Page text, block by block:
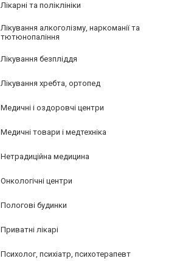
Лікарні та поліклініки
Лікування алкоголізму, наркоманії та
тютюнопаління
Лікування безпліддя
Лікування хребта, ортопед
Медичні і оздоровчі центри
Медичні товари і медтехніка
Нетрадиційна медицина
Онкологічні центри
Пологові будинки
Приватні лікарі
Психолог, психіатр, психотерапевт